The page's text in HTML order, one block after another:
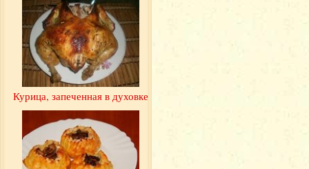
Курица, запеченная в духовке